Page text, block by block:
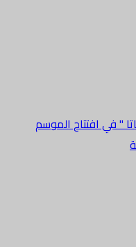
" في افتتاح الموسم